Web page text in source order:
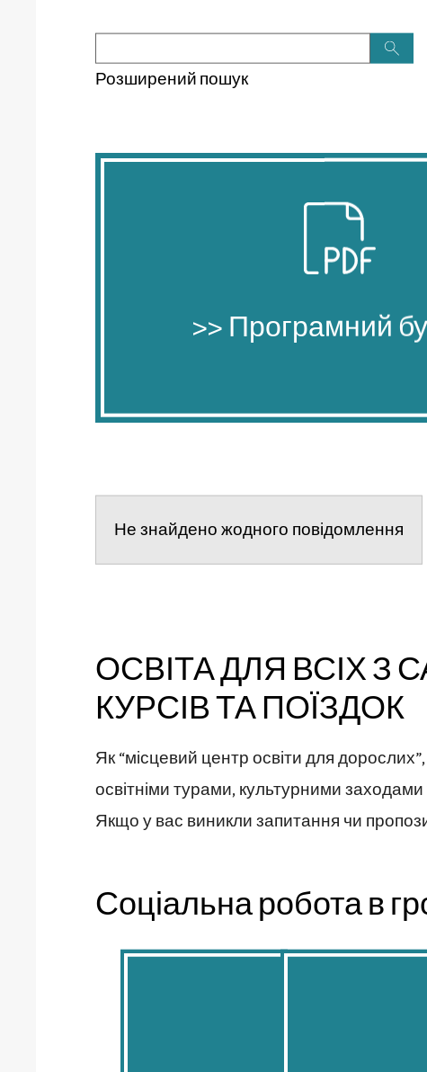
Пошук
Розширений пошук
>> Програмний
>> Програмний
Не знайдено жодного повідомлення
ОСВІТА ДЛЯ ВСІХ
КУРСІВ ТА ПОЇЗДОК
Як “місцевий центр освіти для
освітніми турами, культурними
Якщо у вас виникли запитання чи
Соціальна робота в